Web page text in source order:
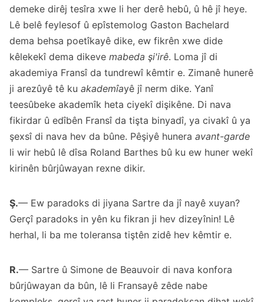
demeke dirêj tesîra xwe li her derê hebû, û hê jî heye.
Lê belê feylesof û epîstemolog Gaston Bachelard
dema behsa poetîkayê dike, ew fikrên xwe dide
kêlekekî dema dikeve mabeda şi'irê. Loma jî di
akademiya Fransî da tundrewî kêmtir e. Zimanê hunerê
ji arezûyê tê ku akademîayê jî nerm dike. Yanî
teesûbeke akademîk heta ciyekî dişikêne. Di nava
fikirdar û edîbên Fransî da tişta binyadî, ya civakî û ya
şexsî di nava hev da bûne. Pêşiyê hunera avant-garde
li wir hebû lê dîsa Roland Barthes bû ku ew huner wekî
kirinên bûrjûwayan rexne dikir.
Ş.— Ew paradoks di jiyana Sartre da jî nayê xuyan?
Gerçî paradoks in yên ku fikran ji hev dizeyînin! Lê
herhal, li ba me toleransa tiştên zidê hev kêmtir e.
R.— Sartre û Simone de Beauvoir di nava konfora
bûrjûwayan da bûn, lê li Fransayê zêde nabe